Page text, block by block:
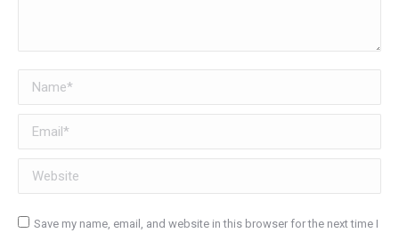
Name *
Email *
Website
Save my name, email, and website in this browser for the next time I